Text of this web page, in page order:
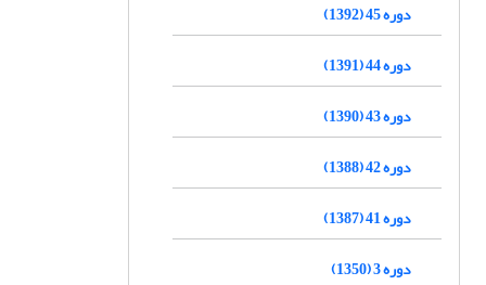
دوره 45 (1392)
دوره 44 (1391)
دوره 43 (1390)
دوره 42 (1388)
دوره 41 (1387)
دوره 3 (1350)